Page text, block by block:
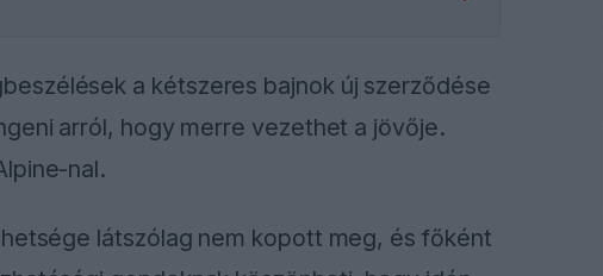
a kétszeres bajnok új szerződése
arról, hogy merre vezethet a jövője.
nal.
látszólag nem kopott meg, és főként